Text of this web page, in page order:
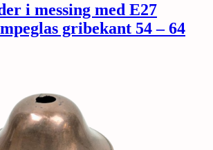
i messing med E27
gribekant 54 – 64